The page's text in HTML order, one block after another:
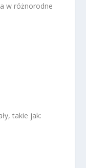
w różnorodne
takie jak: